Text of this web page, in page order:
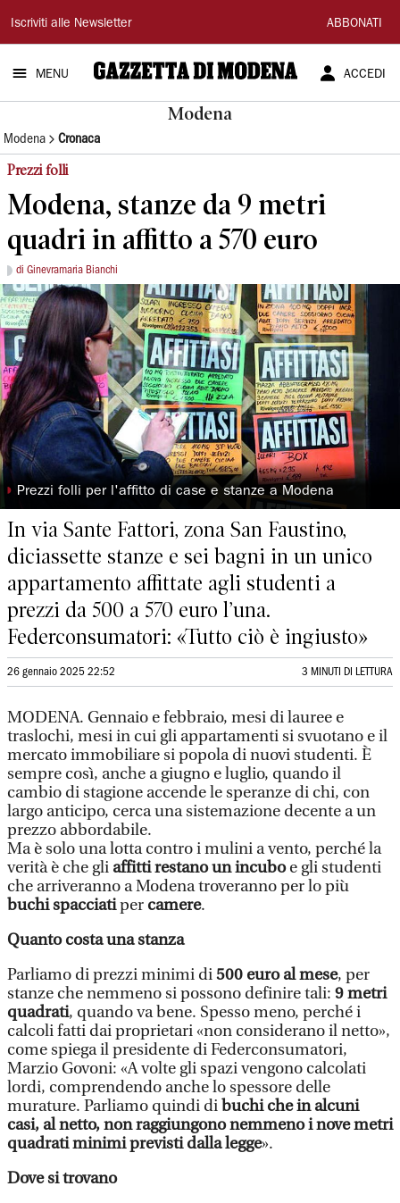
Gazzetta
di
Modena
Iscriviti alle Newsletter ABBONATI
MENU ACCEDI
Modena
Modena Cronaca
Prezzi folli
Modena, stanze da 9 metri
quadri in affitto a 570 euro
di Ginevramaria Bianchi
◗ Prezzi folli per l'affitto di case e stanze a Modena
In via Sante Fattori, zona San Faustino,
diciassette stanze e sei bagni in un unico
appartamento affittate agli studenti a
prezzi da 500 a 570 euro l’una.
Federconsumatori: «Tutto ciò è ingiusto»
26 gennaio 2025 22:52 3 MINUTI DI LETTURA
MODENA. Gennaio e febbraio, mesi di lauree e
traslochi, mesi in cui gli appartamenti si svuotano e il
mercato immobiliare si popola di nuovi studenti. È
sempre così, anche a giugno e luglio, quando il
cambio di stagione accende le speranze di chi, con
largo anticipo, cerca una sistemazione decente a un
prezzo abbordabile.
Ma è solo una lotta contro i mulini a vento, perché la
verità è che gli affitti restano un incuboe gli studenti
che arriveranno a Modena troveranno per lo più
buchi spacciatiper camere.
Quanto costa una stanza
Parliamo di prezzi minimi di500 euro al mese, per
stanze che nemmeno si possono definire tali: 9 metri
quadrati, quando va bene. Spesso meno, perché i
calcoli fatti dai proprietari «non considerano il netto»,
come spiega il presidente di Federconsumatori,
Marzio Govoni: «A volte gli spazi vengono calcolati
lordi, comprendendo anche lo spessore delle
murature. Parliamo quindi di buchi che in alcuni
casi, al netto, non raggiungono nemmeno i nove metri
quadrati minimi previsti dalla legge».
Dove si trovano